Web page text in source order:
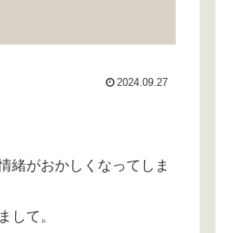
2024.09.27
緒がおかしくなってしま
して。